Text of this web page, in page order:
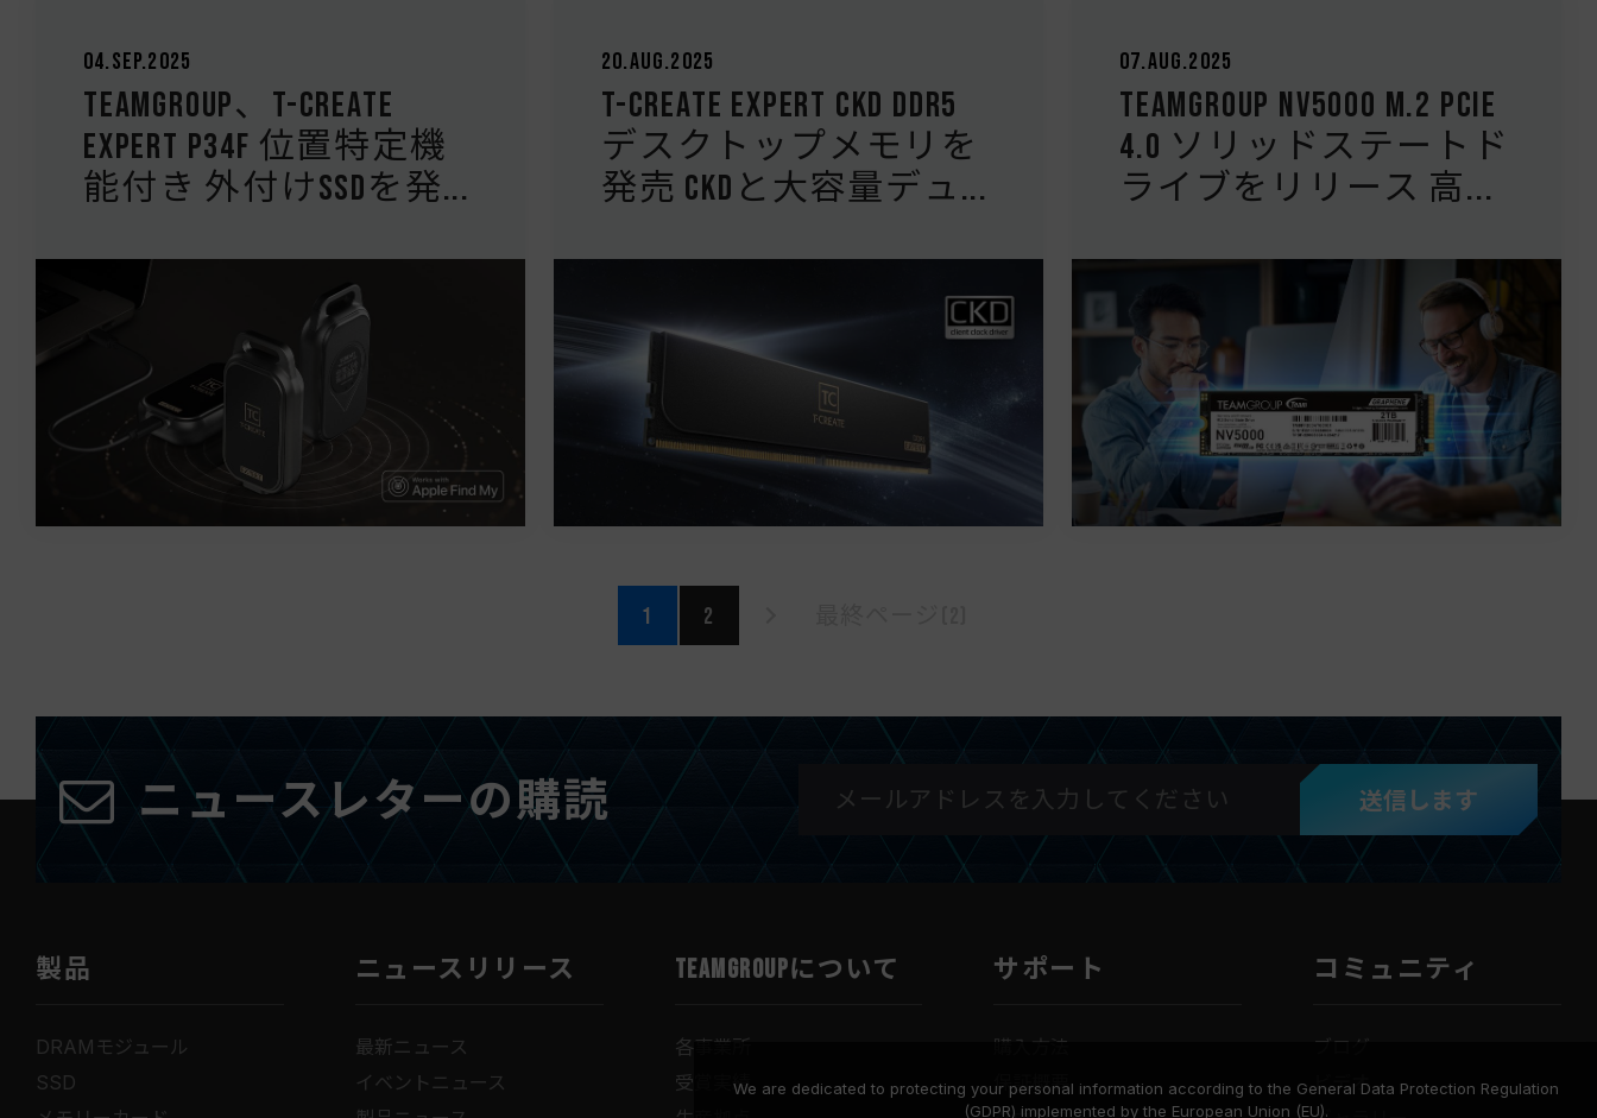
04.Sep.2025
TEAMGROUP、T-CREATE
EXPERT P34F 位置特定機
能付き 外付けSSDを発...
20.Aug.2025
T-CREATE EXPERT CKD DDR5
デスクトップメモリを
発売 CKDと大容量デュ...
07.Aug.2025
TEAMGROUP NV5000 M.2 PCIe
4.0 ソリッドステートド
ライブをリリース 高...
1 2
ニュースレターの購読 送信します
製品
DRAMモジュール
SSD
ニュースリリース
最新ニュース
イベントニュース
TEAMGROUPについて
各事業所
受賞実績
サポート
購入方法
保証概要
コミュニティ
ブログ
ビデオ
We are dedicated to protecting your personal information according to the General Data Protection Regulation
(GDPR) implemented by the European Union (EU).